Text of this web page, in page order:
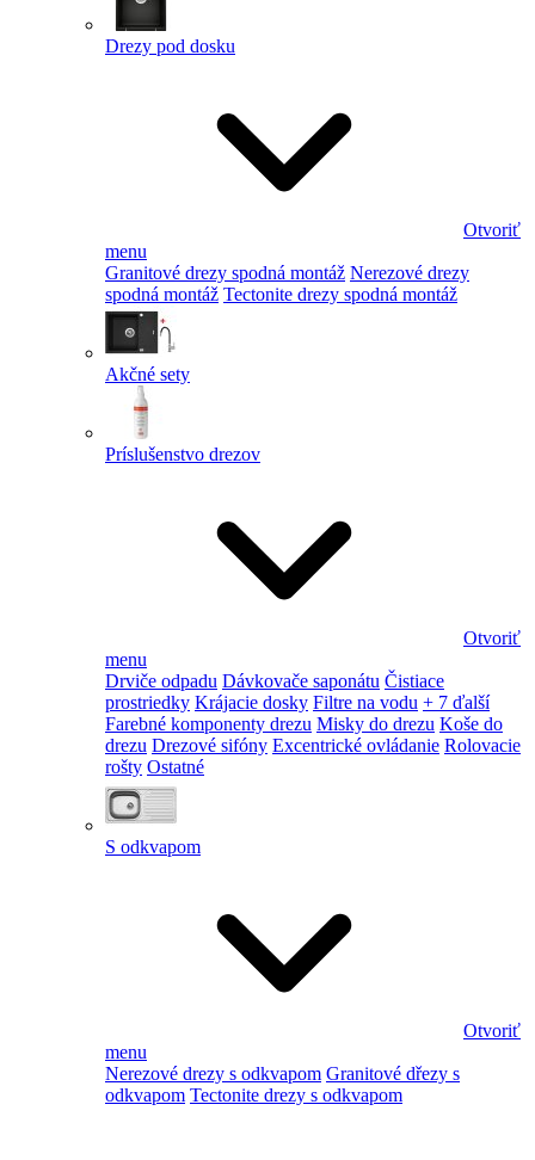
Drezy pod dosku
Otvoriť
menu
Granitové drezy spodná montáž Nerezové drezy
spodná montáž Tectonite drezy spodná montáž
Akčné sety
Príslušenstvo drezov
Otvoriť
menu
Drviče odpadu Dávkovače saponátu Čistiace
prostriedky Krájacie dosky Filtre na vodu + 7 ďalší
Farebné komponenty drezu Misky do drezu Koše do
drezu Drezové sifóny Excentrické ovládanie Rolovacie
rošty Ostatné
S odkvapom
Otvoriť
menu
Nerezové drezy s odkvapom Granitové dřezy s
odkvapom Tectonite drezy s odkvapom